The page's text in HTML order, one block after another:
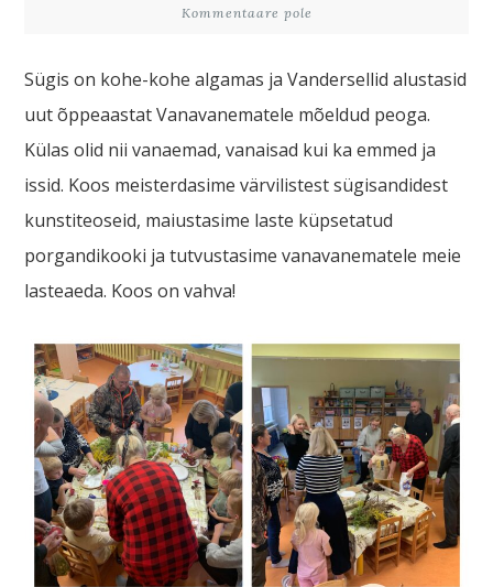
Kommentaare pole
Sügis on kohe-kohe algamas ja Vandersellid alustasid
uut õppeaastat Vanavanematele mõeldud peoga.
Külas olid nii vanaemad, vanaisad kui ka emmed ja
issid. Koos meisterdasime värvilistest sügisandidest
kunstiteoseid, maiustasime laste küpsetatud
porgandikooki ja tutvustasime vanavanematele meie
lasteaeda. Koos on vahva!